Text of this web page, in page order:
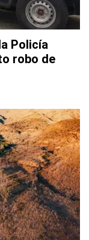
Policía
robo de